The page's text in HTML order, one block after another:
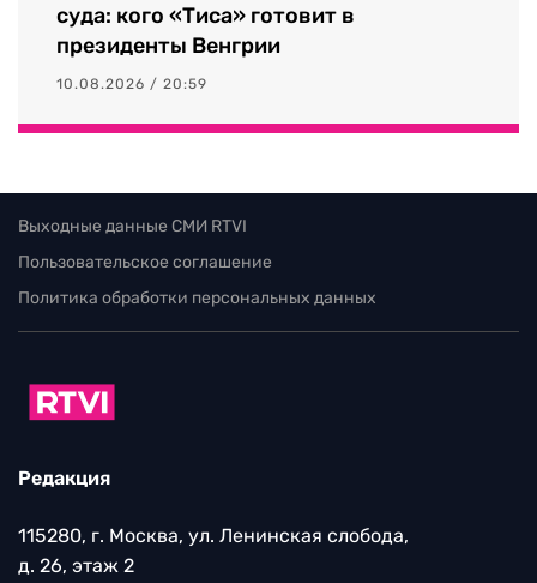
суда: кого «Тиса» готовит в
президенты Венгрии
10.08.2026 / 20:59
Выходные данные СМИ RTVI
Пользовательское соглашение
Политика обработки персональных данных
Редакция
115280, г. Москва, ул. Ленинская слобода,
д. 26, этаж 2